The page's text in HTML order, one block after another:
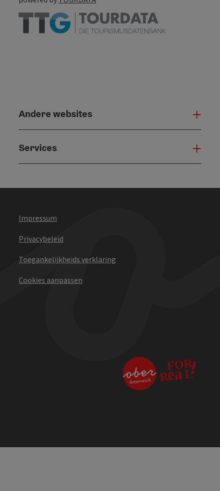
Andere websites
Services
Impressum
Privacybeleid
Toegankelijkheids verklaring
Cookies aanpassen